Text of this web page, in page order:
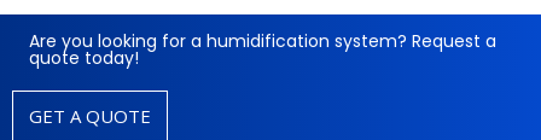
Are you looking for a humidification system? Request a
quote today!
GET A QUOTE